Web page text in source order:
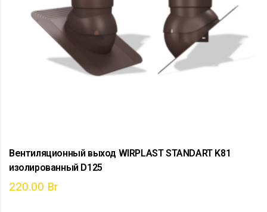
Вентиляционный выход WIRPLAST STANDART K81
изолированный D125
220.00 Br